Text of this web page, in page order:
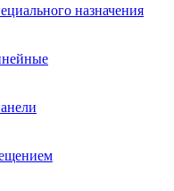
назначения